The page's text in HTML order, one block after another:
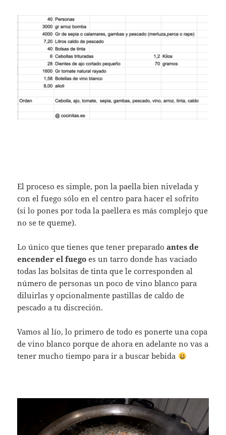
El proceso es simple, pon la paella bien nivelada y
con el fuego sólo en el centro para hacer el sofrito
(si lo pones por toda la paellera es más complejo que
no se te queme).
Lo único que tienes que tener preparadoantes de
encender el fuego es un tarro donde has vaciado
todas las bolsitas de tinta que le corresponden al
número de personas un poco de vino blanco para
diluirlas y opcionalmente pastillas de caldo de
pescado a tu discreción.
Vamos al lío, lo primero de todo es ponerte una copa
de vino blanco porque de ahora en adelante no vas a
tener mucho tiempo para ir a buscar bebida